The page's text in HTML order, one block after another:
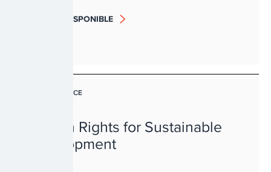
BIENTÔT DISPONIBLE
GOUVERNANCE
Human Rights for Sustainable
Development